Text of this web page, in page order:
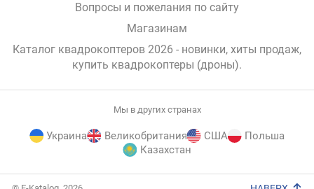
с
з
ч
Вопросы и пожелания по сайту
Магазинам
Каталог квадрокоптеров 2026 - новинки, хиты продаж,
купить квадрокоптеры (дроны).
Мы в других странах
Украина Великобритания США
Польша
Казахстан